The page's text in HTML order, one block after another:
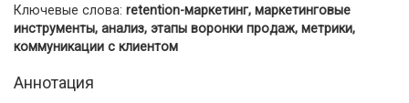
Ключевые слова: retention-маркетинг, маркетинговые
инструменты, анализ, этапы воронки продаж, метрики,
коммуникации с клиентом
Аннотация